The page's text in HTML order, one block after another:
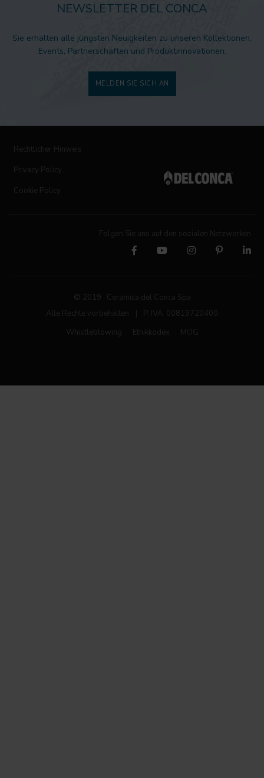
NEWSLETTER DEL CONCA
Sie erhalten alle jüngsten Neuigkeiten zu unseren Kollektionen,
Events, Partnerschaften und Produktinnovationen.
MELDEN SIE SICH AN
Rechtlicher Hinweis
Privacy Policy
Cookie Policy
Folgen Sie uns auf den sozialen Netzwerken
© 2019 Ceramica del Conca Spa
Alle Rechte vorbehalten
P. IVA 00819720400
Whistleblowing
Ethikkodex MOG